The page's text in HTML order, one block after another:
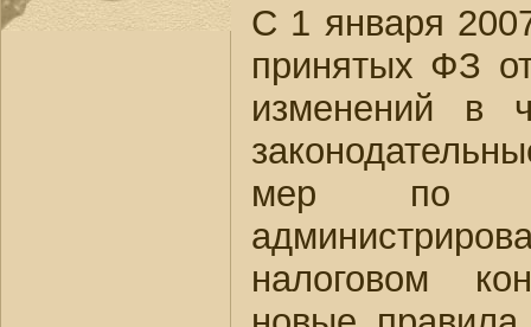
С 1 января
принятых ФЗ
изменений
мер по
налоговом